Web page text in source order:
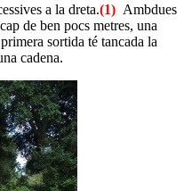
a la dreta.(1) Ambdues
de ben pocs metres, una
sortida té tancada la
cadena.